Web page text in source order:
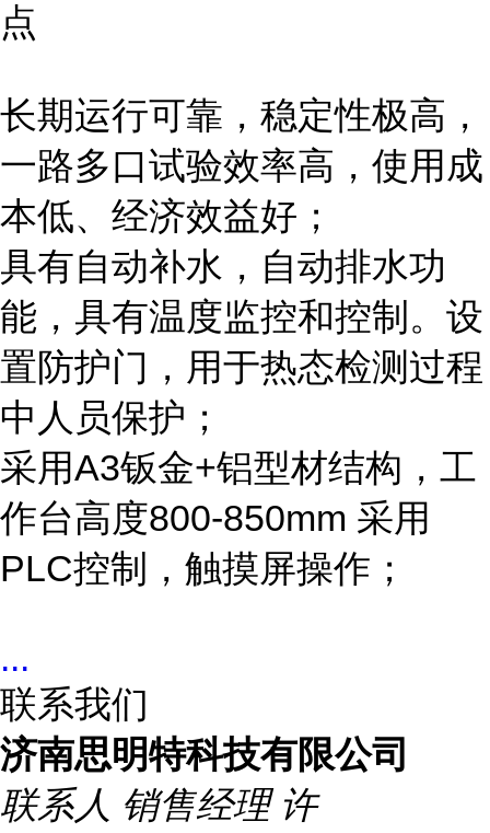
点
长期运行可靠，稳定性极高，
一路多口试验效率高，使用成
本低、经济效益好；
具有自动补水，自动排水功
能，具有温度监控和控制。设
置防护门，用于热态检测过程
中人员保护；
采用A3钣金+铝型材结构，工
作台高度800-850mm 采用
PLC控制，触摸屏操作；
...
联系我们
济南思明特科技有限公司
联系人 销售经理 许